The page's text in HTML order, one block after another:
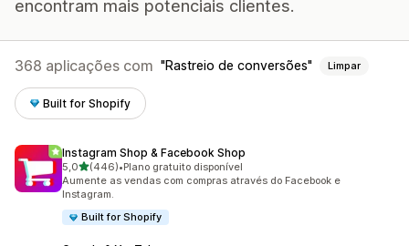
encontram mais potenciais clientes.
368 aplicações com Rastreio de conversões Limpar
Built for Shopify
Instagram Shop & Facebook Shop
5,0de 5 estrelas
(446)
446 total de avaliações
•Plano gratuito disponível
Aumente as vendas com compras através do Facebook e
Instagram.
Built for Shopify